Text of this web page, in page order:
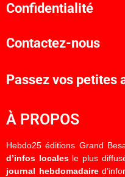
Confidentialité
Contactez-nous
Passez vos petites
À PROPOS
Hebdo25 éditions Grand
d’infos localesle plus
journal hebdomadaire